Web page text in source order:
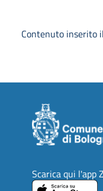
Contenuto inserito
Scarica qui l'app